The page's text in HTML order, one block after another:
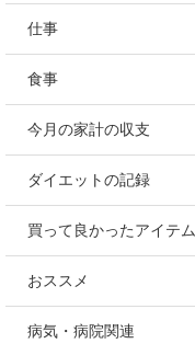
仕事
食事
今月の家計の収支
ダイエットの記録
買って良かったアイテム
おススメ
病気・病院関連